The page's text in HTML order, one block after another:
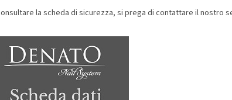
la scheda di sicurezza, si prega di contattare il nostro